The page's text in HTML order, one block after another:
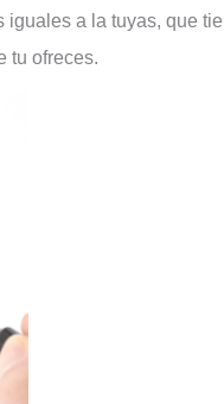
a la tuyas, que
tu ofreces.